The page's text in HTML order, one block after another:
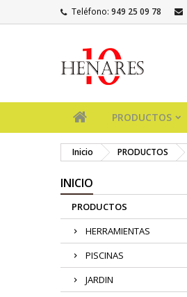
Teléfono: 949 25 09 78
PRODUCTOS
Inicio PRODUCTOS
INICIO
PRODUCTOS
HERRAMIENTAS
PISCINAS
JARDIN